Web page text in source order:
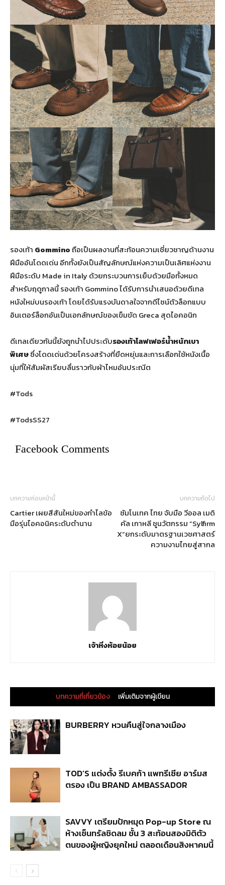
รองเท้า Gomminoถือเป็นผลงานที่สะท้อนความเชี่ยวชาญด้านงาน
ฝีมืออันโดดเด่น อีกทั้งยังเป็นสัญลักษณ์แห่งความเป็นเลิศแห่งงาน
ฝีมือระดับ Made in Italy ด้วยกระบวนการเย็บด้วยมือทั้งหมด
สำหรับฤดูกาลนี้ รองเท้า Gommino ได้รับการนำเสนอด้วยดีเทล
หนังใหม่บนรองเท้า โดยได้รับแรงบันดาลใจจากดีไซน์ตัวล็อกแบบ
อินเตอร์ล็อกอันเป็นเอกลักษณ์ของเข็มขัด Greca สุดไอคอนิก
ดีเทลเดียวกันนี้ยังถูกนำไปประดับรองเท้าโลฟเฟอร์น้ำหนักเบา
พิเศษซึ่งโดดเด่นด้วยโครงสร้างที่ยืดหยุ่นและการเลือกใช้หนังเนื้อ
นุ่มที่ให้สัมผัสเรียบลื่นราวกับผ้าไหมอันประณีต
#Tods
#TodsSS27
Facebook Comments
บทความก่อนหน้านี้
Cartier เผยสีสันใหม่ของกำไลข้อ
มือรุ่นไอคอนิคระดับตำนาน
บทความถัดไป
ซัมโนเทค ไทย จับมือ วีออล เมดิ
คัล เกาหลี ชูนวัตกรรม “Sylfirm
X”ยกระดับมาตรฐานเวชศาสตร์
ความงามไทยสู่สากล
เจ้าหิ่งห้อยน้อย
บทความที่เกี่ยวข้อง เพิ่มเติมจากผู้เขียน
BURBERRY หวนคืนสู่ใจกลางเมือง
TOD’S แต่งตั้ง รีเบคก้า แพทรีเซีย อาร์มส
ตรอง เป็น BRAND AMBASSADOR
SAVVY เตรียมปักหมุด Pop-up Store ณ
ห้างเซ็นทรัลชิดลม ชั้น 3 สะท้อนสองมิติตัว
ตนของผู้หญิงยุคใหม่ ตลอดเดือนสิงหาคมนี้